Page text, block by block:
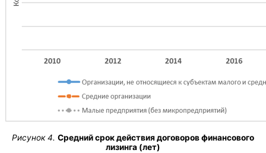
Рисунок 4. Средний срок действия договоров финансового
лизинга (лет)